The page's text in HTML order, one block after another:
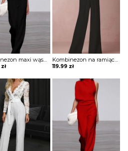
Kombinezon maxi wąski z odkrytym ramieniem
zł
Kombinezon na ramiączkach z głębokim dekoltem w kształcie litery V
119.99 zł